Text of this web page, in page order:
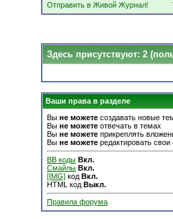
Отправить в Живой Журнал!
Здесь присутствуют: 2
Ваши права в разделе
Вы не можете создавать новые
Вы не можете отвечать в темах
Вы не можете прикреплять
Вы не можете редактировать
BB коды Вкл.
Смайлы Вкл.
[IMG] код Вкл.
HTML код Выкл.
Правила форума